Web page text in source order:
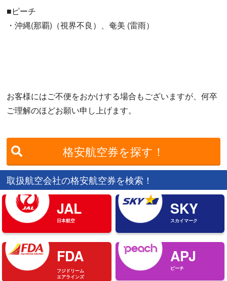
■ピーチ
・沖縄(那覇)（視界不良）、奄美 (雷雨）
お客様にはご不便をおかけする場合もございますが、何卒
ご理解のほどお願い申し上げます。
格安航空券を探す！
取扱航空会社の格安航空券を検索！
JAL
日本航空
SKY
スカイマーク
FDA
フジドリーム
エアラインズ
APJ
ピーチ